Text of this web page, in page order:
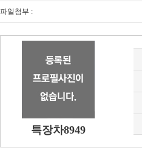
파일첨부 :
특장차8949